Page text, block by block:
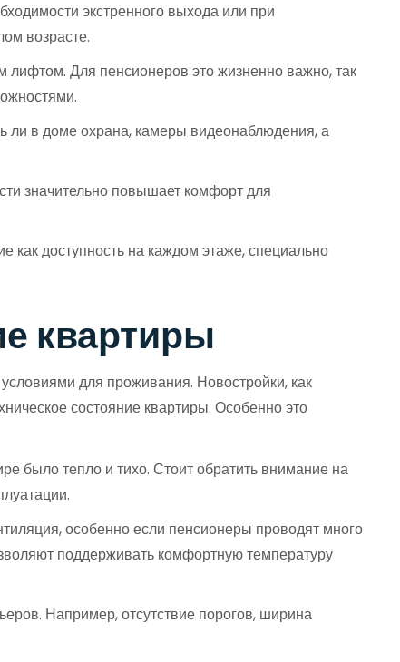
экстренного выхода или при
возрасте.
Для пенсионеров это жизненно важно, так
ли в доме охрана, камеры видеонаблюдения, а
значительно повышает комфорт для
доступность на каждом этаже, специально
квартиры
для проживания. Новостройки, как
состояние квартиры. Особенно это
было тепло и тихо. Стоит обратить внимание на
особенно если пенсионеры проводят много
поддерживать комфортную температуру
Например, отсутствие порогов, ширина